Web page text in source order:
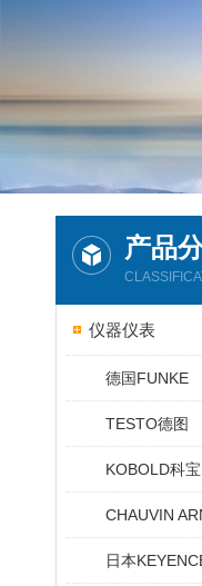
产品
仪器仪表
德国FUNKE
TESTO德图
KOBOLD科宝
CHAUVIN
日本